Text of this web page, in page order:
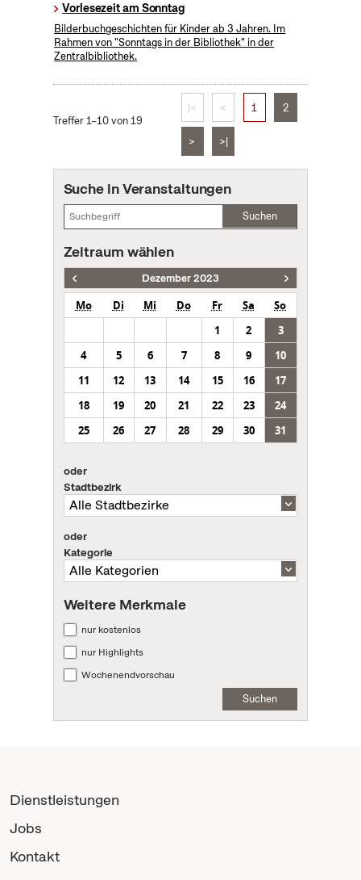
Vorlesezeit am Sonntag
Bilderbuchgeschichten für Kinder ab 3 Jahren. Im
Rahmen von "Sonntags in der Bibliothek" in der
Zentralbibliothek.
Treffer 1–10 von 19
|< < 1 2
> >|
Suche in Veranstaltungen
Suchen
Zeitraum wählen
Dezember 2023
Mo Di Mi Do Fr Sa
So
1
2
3
4
5 6 7 8 9
10
11
12 13 14 15 16
17
18
19 20 21 22 23
24
25
26 27 28 29 30 31
oder
Stadtbezirk
oder
Kategorie
Weitere Merkmale
nur kostenlos
nur Highlights
Wochenendvorschau
Suchen
Dienstleistungen
Jobs
Kontakt